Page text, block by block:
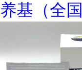
养基（全